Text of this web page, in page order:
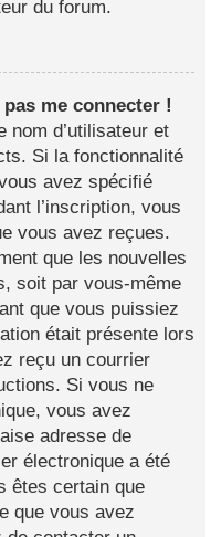
du forum.
me connecter !
nom d’utilisateur et
Si la fonctionnalité
avez spécifié
l’inscription, vous
vous avez reçues.
que les nouvelles
soit par vous-même
que vous puissiez
était présente lors
reçu un courrier
Si vous ne
vous avez
adresse de
électronique a été
êtes certain que
que vous avez